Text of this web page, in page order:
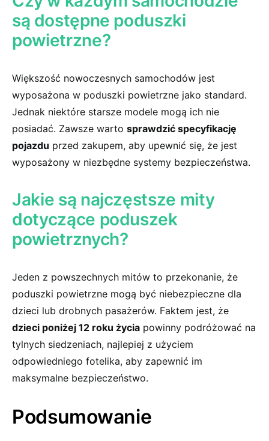
są⁤ dostępne poduszki
powietrzne?
Większość nowoczesnych ‌samochodów jest
wyposażona w poduszki powietrzne jako standard.
Jednak niektóre starsze⁣ modele mogą ich‍ nie
posiadać. Zawsze warto⁢ sprawdzić⁤ specyfikację
pojazdu przed zakupem, aby upewnić się, ⁣że jest
wyposażony w niezbędne systemy bezpieczeństwa.
Jakie są najczęstsze mity ​
dotyczące ​poduszek
powietrznych?
Jeden z powszechnych mitów to ‌przekonanie, że
poduszki powietrzne mogą być niebezpieczne ​dla
dzieci lub drobnych pasażerów. Faktem jest, że
dzieci poniżej 12 roku życia powinny podróżować na
tylnych siedzeniach, najlepiej z ‍użyciem
odpowiedniego fotelika, aby zapewnić ⁢im
maksymalne bezpieczeństwo.
Podsumowanie